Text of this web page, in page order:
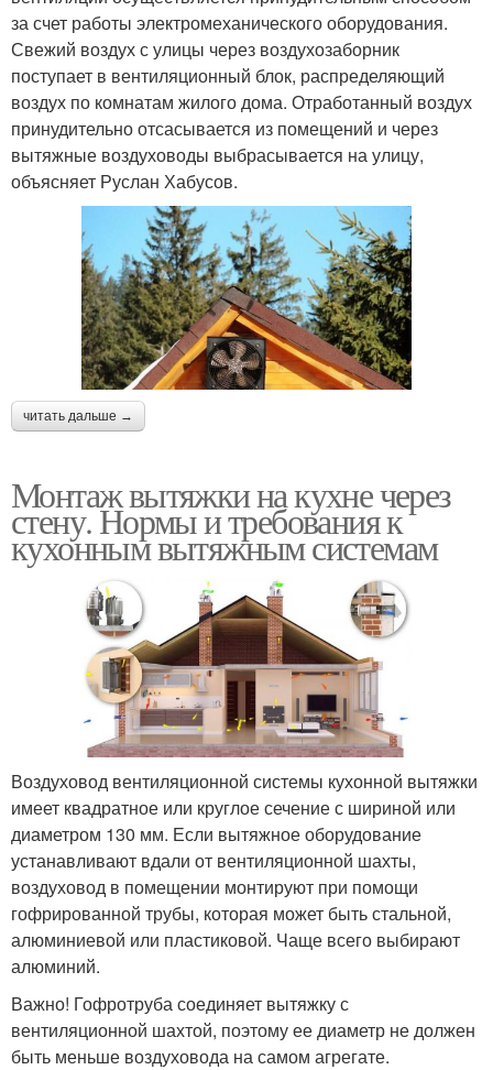
за счет работы электромеханического оборудования.
Свежий воздух с улицы через воздухозаборник
поступает в вентиляционный блок, распределяющий
воздух по комнатам жилого дома. Отработанный воздух
принудительно отсасывается из помещений и через
вытяжные воздуховоды выбрасывается на улицу,
объясняет Руслан Хабусов.
читать дальше →
Монтаж вытяжки на кухне через
стену. Нормы и требования к
кухонным вытяжным системам
Воздуховод вентиляционной системы кухонной вытяжки
имеет квадратное или круглое сечение с шириной или
диаметром 130 мм. Если вытяжное оборудование
устанавливают вдали от вентиляционной шахты,
воздуховод в помещении монтируют при помощи
гофрированной трубы, которая может быть стальной,
алюминиевой или пластиковой. Чаще всего выбирают
алюминий.
Важно! Гофротруба соединяет вытяжку с
вентиляционной шахтой, поэтому ее диаметр не должен
быть меньше воздуховода на самом агрегате.